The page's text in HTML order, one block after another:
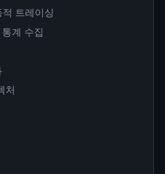
트레이싱
계 수집
처